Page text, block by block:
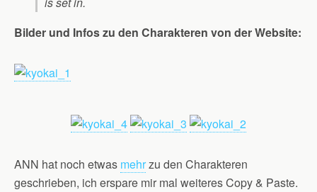
Bilder und Infos zu den Charakteren von der Website:
ANN hat noch etwas mehrzu den Charakteren
geschrieben, ich erspare mir mal weiteres Copy & Paste.